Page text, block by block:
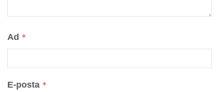
Ad *
E-posta *